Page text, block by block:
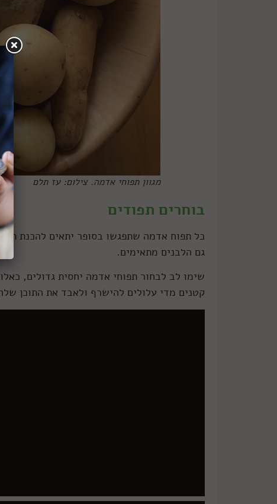
מגוון תפוחי אדמה. צילום: עז תלם
בוחרים תפודים
כל תפוח אדמה שתפגשו בסופר יתאים להכנת
גם הלבנים מתאימים.
שימו לב לבחור תפוחי אדמה יחסית גדולים,
קטנים מדי עלולים להישרף ולאבד את התוכן